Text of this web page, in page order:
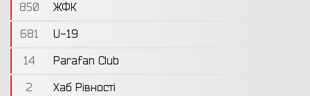
850
ЖФК
681
U-19
14
Parafan Club
2
Хаб Рівності